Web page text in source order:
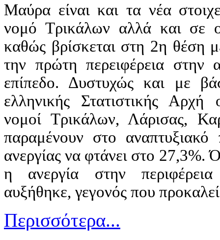
Μαύρα είναι και τα νέα
νομό Τρικάλων αλλά και σε
καθώς βρίσκεται στη 2η θέση
την πρώτη περειφέρεια στην
επίπεδο. Δυστυχώς και με
ελληνικής Στατιστικής Αρχή
νομοί Τρικάλων, Λάρισας,
παραμένουν στο
ανεργίας να φτάνει στο 27,3%.
η ανεργία στην περιφέρεια
αυξήθηκε, γεγονός που
Περισσότερα...